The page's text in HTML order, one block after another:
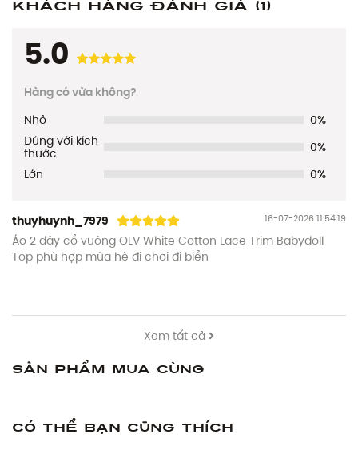
Khách hàng đánh giá (1)
5.0
Hàng có vừa không?
Nhỏ
0%
Đúng với kích
thước
0%
Lớn
0%
thuyhuynh_7979 16-07-2026 11:54:19
Áo 2 dây cổ vuông OLV White Cotton Lace Trim Babydoll
Top phù hợp mùa hè đi chơi đi biển
Xem tất cả
Sản phẩm mua cùng
Có thể bạn cũng thích